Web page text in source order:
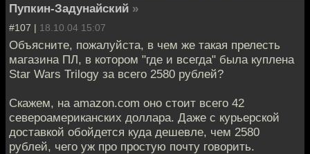
Пупкин-Задунайский »
#107 | 18.10.04 15:07
Объясните, пожалуйста, в чем же такая прелесть
магазина ПЛ, в котором "где и всегда" была куплена
Star Wars Trilogy за всего 2580 рублей?
Скажем, на amazon.com оно стоит всего 42
североамериканских доллара. Даже с курьерской
доставкой обойдется куда дешевле, чем 2580
рублей, чего уж про простую почту говорить.